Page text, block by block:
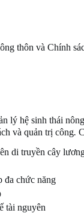
thôn và Chính
lý hệ sinh thái
và quản trị công.
di truyền cây
đa chức năng
tài nguyên